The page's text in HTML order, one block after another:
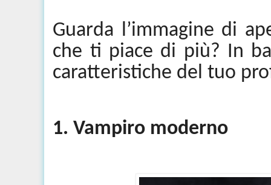
Guarda l’immagine di
che ti piace di più? In
caratteristiche del tuo
1. Vampiro moderno